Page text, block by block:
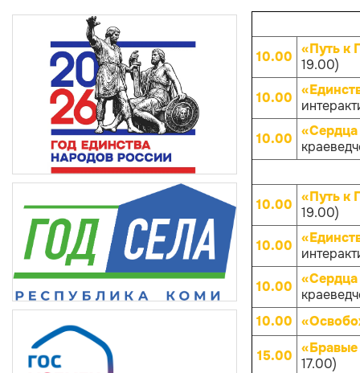
10.00 «Путь к
19.00)
10.00
10.00 «Сердца
10.00 «Путь к
19.00)
10.00
10.00 «Сердца
10.00
15.00 17.00)